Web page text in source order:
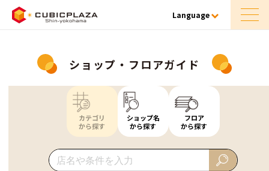
Language
ショップ・フロアガイド
カテゴリ
から探す
ショップ名
から探す
フロア
から探す